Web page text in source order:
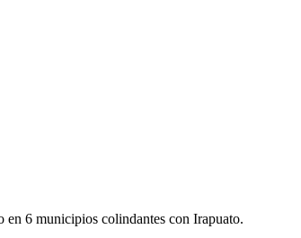
en 6 municipios colindantes con Irapuato.